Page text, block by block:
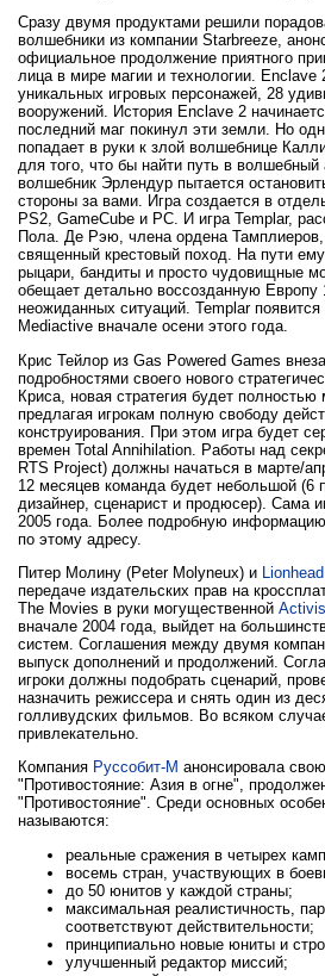
Сразу двумя продуктами решили
волшебники из компании Starbreeze,
официальное продолжение приятного
лица в мире магии и технологии. Enclave
уникальных игровых персонажей, 28
вооружений. История Enclave 2
последний маг покинул эти земли. Но
попадает в руки к злой волшебнице
для того, что бы найти путь в
волшебник Эрлендур пытается
стороны за вами. Игра создается в
PS2, GameCube и PC. И игра Templar,
Пола. Де Рэю, члена ордена Тамплиеров,
священный крестовый поход. На пути
рыцари, бандиты и просто чудовищные
обещает детально воссозданную Европу
неожиданных ситуаций. Templar
Mediactive вначале осени этого года.
Крис Тейлор из Gas Powered Games
подробностями своего нового
Криса, новая стратегия будет
предлагая игрокам полную свободу
конструирования. При этом игра будет
времен Total Annihilation. Работы над
RTS Project) должны начаться в марте/
12 месяцев команда будет небольшой (6
дизайнер, сценарист и продюсер). Сама
2005 года. Более подробную
по этому адресу.
Питер Молину (Peter Molyneux) и
передаче издательских прав на
The Movies в руки могущественной
вначале 2004 года, выйдет на
систем. Соглашения между двумя
выпуск дополнений и продолжений.
игроки должны подобрать сценарий,
назначить режиссера и снять один из
голливудских фильмов. Во всяком
привлекательно.
Компания Руссобит-М анонсировала
"Противостояние: Азия в огне",
"Противостояние". Среди основных
называются:
реальные сражения в четырех
восемь стран, участвующих в
до 50 юнитов у каждой страны;
максимальная реалистичность,
соответствуют действительности;
принципиально новые юниты и
улучшенный редактор миссий;